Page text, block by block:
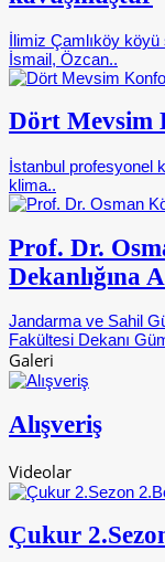
İlimiz Çamlıköy köyü
İsmail, Özcan..
Dört Mevsim
İstanbul profesyonel
klima..
Prof. Dr.
Dekanlığına
Jandarma ve Sahil
Fakültesi Dekanı
Galeri
Alışveriş
Videolar
Çukur